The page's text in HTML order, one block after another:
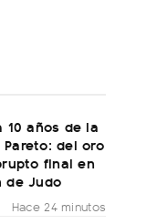
10 años de la
del oro
final en
de Judo
Hace 24 minutos